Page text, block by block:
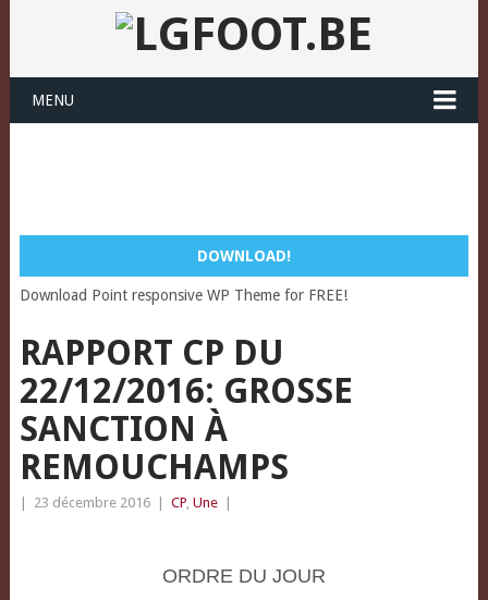
MENU
DOWNLOAD!
Download Point responsive WP Theme for FREE!
RAPPORT CP DU
22/12/2016: GROSSE
SANCTION À
REMOUCHAMPS
23 décembre 2016 CP, Une
ORDRE DU JOUR